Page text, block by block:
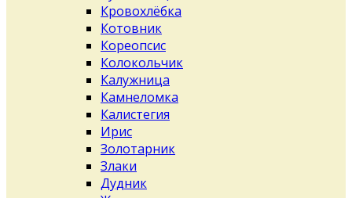
Кровохлёбка
Котовник
Кореопсис
Колокольчик
Калужница
Камнеломка
Калистегия
Ирис
Золотарник
Злаки
Дудник